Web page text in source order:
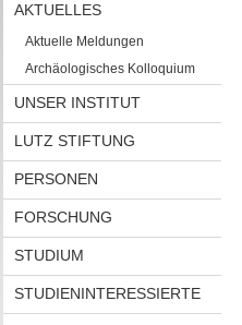
AKTUELLES
Aktuelle Meldungen
Archäologisches Kolloquium
UNSER INSTITUT
LUTZ STIFTUNG
PERSONEN
FORSCHUNG
STUDIUM
STUDIENINTERESSIERTE